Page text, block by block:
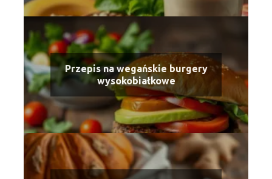
Przepis na wegańskie burgery
wysokobiałkowe